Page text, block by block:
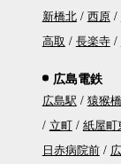
新橋北
西原
高取
長楽寺
広島電鉄
広島駅 猿猴
立町
紙屋町
日赤病院前